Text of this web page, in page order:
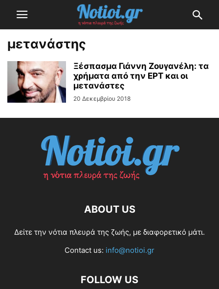
μετανάστης
Ξέσπασμα Γιάννη Ζουγανέλη: τα
χρήματα από την ΕΡΤ και οι
μετανάστες
20 Δεκεμβρίου 2018
ABOUT US
Δείτε την νότια πλευρά της ζωής, με διαφορετικό μάτι.
Contact us: info@notioi.gr
FOLLOW US